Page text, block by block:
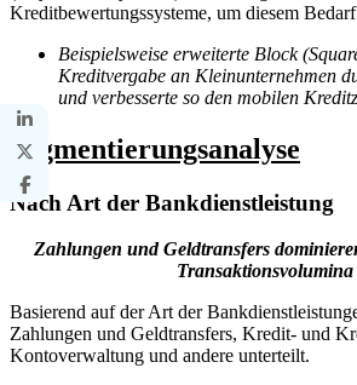
Kreditbewertungssysteme, um diesem
Beispielsweise erweiterte Block
Kreditvergabe an Kleinunternehmen
und verbesserte so den mobilen
Segmentierungsanalyse
Nach Art der Bankdienstleistung
Zahlungen und Geldtransfers
Transaktionsvolumina
Basierend auf der Art der
Zahlungen und Geldtransfers, Kredit- und
Kontoverwaltung und andere unterteilt.